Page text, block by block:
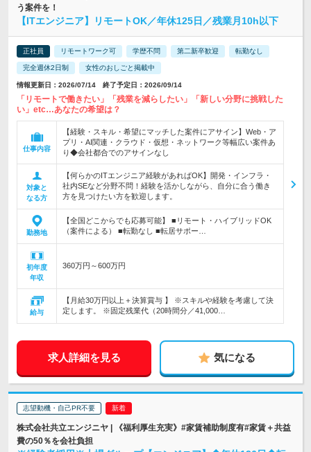
う案件を！
【ITエンジニア】リモートOK／年休125日／残業月10h以下
正社員 リモートワーク可 学歴不問 第二新卒歓迎 転勤なし
完全週休2日制 女性のおしごと掲載中
情報更新日：2026/07/14 終了予定日：2026/09/14
「リモートで働きたい」「残業を減らしたい」「新しい分野に挑戦した
い」etc…あなたの希望は？
仕事内容
【経験・スキル・希望にマッチした案件にアサイン】Web・ア
プリ・AI関連・クラウド・仮想・ネットワーク等幅広い案件あ
り◆会社都合でのアサインなし
対象と
なる方
【何らかのITエンジニア経験があればOK】開発・インフラ・
社内SEなど分野不問！経験を活かしながら、自分に合う働き
方を見つけたい方を歓迎します。
勤務地
【全国どこからでも応募可能】 ■リモート・ハイブリッドOK
（案件による） ■転勤なし ■転居サポー…
初年度
年収
360万円～600万円
給与
【月給30万円以上＋決算賞与 】 ※スキルや経験を考慮して決
定します。 ※固定残業代（20時間分／41,000…
求人詳細を見る 気になる
志望動機・自己PR不要
株式会社共立エンジニヤ | 《福利厚生充実》#家賃補助制度有#家賃＋共益
費の50％を会社負担